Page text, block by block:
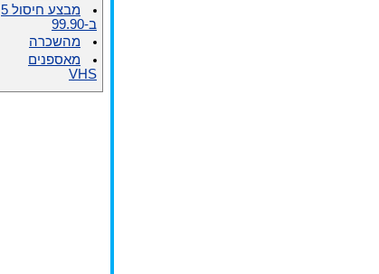
מבצע חיסול 5
ב-99.90
מהשכרה
מאספנים
VHS